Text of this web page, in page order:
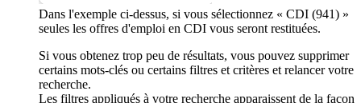
Dans l'exemple ci-dessus, si vous sélectionnez « CDI (941) »
seules les offres d'emploi en CDI vous seront restituées.
Si vous obtenez trop peu de résultats, vous pouvez supprimer
certains mots-clés ou certains filtres et critères et relancer votre
recherche.
Les filtres appliqués à votre recherche apparaissent de la façon